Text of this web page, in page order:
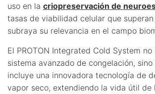
uso en la criopreservación de
tasas de viabilidad celular que
subraya su relevancia en el campo
El PROTON Integrated Cold System
sistema avanzado de congelación,
incluye una innovadora tecnología de
vapor seco, extendiendo la vida útil de